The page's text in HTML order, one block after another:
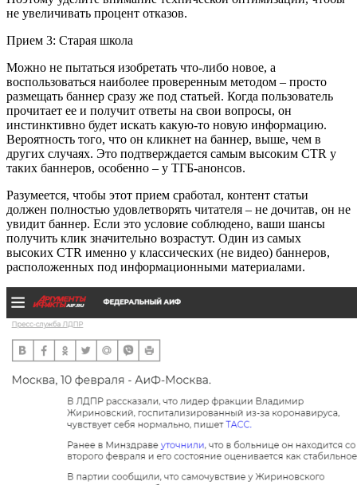
не увеличивать процент отказов.
Прием 3: Старая школа
Можно не пытаться изобретать что-либо новое, а
воспользоваться наиболее проверенным методом – просто
размещать баннер сразу же под статьей. Когда пользователь
прочитает ее и получит ответы на свои вопросы, он
инстинктивно будет искать какую-то новую информацию.
Вероятность того, что он кликнет на баннер, выше, чем в
других случаях. Это подтверждается самым высоким CTR у
таких баннеров, особенно – у ТГБ-анонсов.
Разумеется, чтобы этот прием сработал, контент статьи
должен полностью удовлетворять читателя – не дочитав, он не
увидит баннер. Если это условие соблюдено, ваши шансы
получить клик значительно возрастут. Один из самых
высоких CTR именно у классических (не видео) баннеров,
расположенных под информационными материалами.